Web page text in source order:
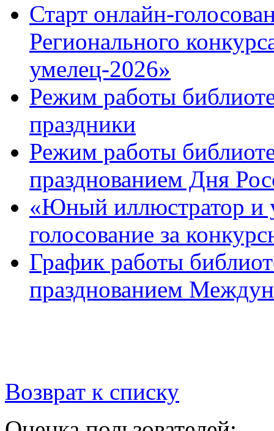
Старт онлайн-
Регионального
умелец-2026»
Режим работы
праздники
Режим работы
празднованием Дня
«Юный иллюстратор и
голосование за
График работы
празднованием
Возврат к списку